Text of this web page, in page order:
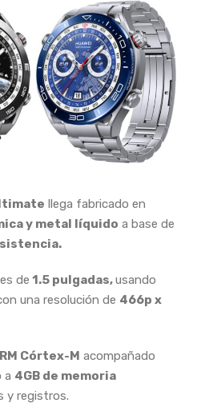
llega fabricado en
y metal líquido a base de
de 1.5 pulgadas,usando
una resolución de 466p x
Córtex-M acompañado
a 4GB de memoria
y registros.